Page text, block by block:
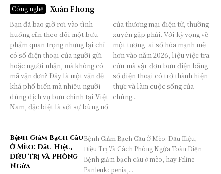
Công nghệ Xuân Phong
Bạn đã bao giờ rơi vào tình
huống cần theo dõi một bưu
phẩm quan trọng nhưng lại chỉ
có số điện thoại của người gửi
hoặc người nhận, mà không có
mã vận đơn? Đây là một vấn đề
khá phổ biến mà nhiều người
dùng dịch vụ bưu chính tại Việt
Nam, đặc biệt là với sự bùng nổ
của thương mại điện tử, thường
xuyên gặp phải. Với kỳ vọng về
một tương lai số hóa mạnh mẽ
hơn vào năm 2026, liệu việc tra
cứu mã vận đơn bưu điện bằng
số điện thoại có trở thành hiện
thực và làm cuộc sống của
chúng...
Bệnh Giảm Bạch Cầu
Ở Mèo: Dấu Hiệu,
Điều Trị Và Phòng
Ngừa
Bệnh Giảm Bạch Cầu Ở Mèo: Dấu Hiệu,
Điều Trị Và Cách Phòng Ngừa Toàn Diện
Bệnh giảm bạch cầu ở mèo, hay Feline
Panleukopenia,...